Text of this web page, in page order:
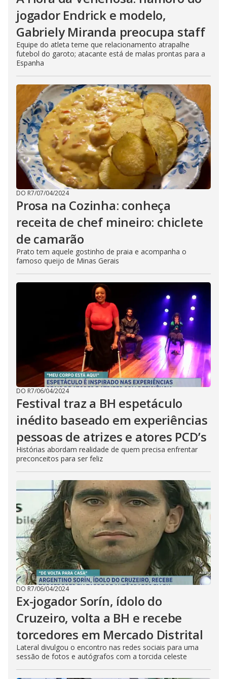
jogador Endrick e modelo,
Gabriely Miranda preocupa staff
Equipe do atleta teme que relacionamento atrapalhe
futebol do garoto; atacante está de malas prontas para a
Espanha
DO R7/07/04/2024
Prosa na Cozinha: conheça
receita de chef mineiro: chiclete
de camarão
Prato tem aquele gostinho de praia e acompanha o
famoso queijo de Minas Gerais
DO R7/06/04/2024
Festival traz a BH espetáculo
inédito baseado em experiências
pessoas de atrizes e atores PCD’s
Histórias abordam realidade de quem precisa enfrentar
preconceitos para ser feliz
DO R7/06/04/2024
Ex-jogador Sorín, ídolo do
Cruzeiro, volta a BH e recebe
torcedores em Mercado Distrital
Lateral divulgou o encontro nas redes sociais para uma
sessão de fotos e autógrafos com a torcida celeste